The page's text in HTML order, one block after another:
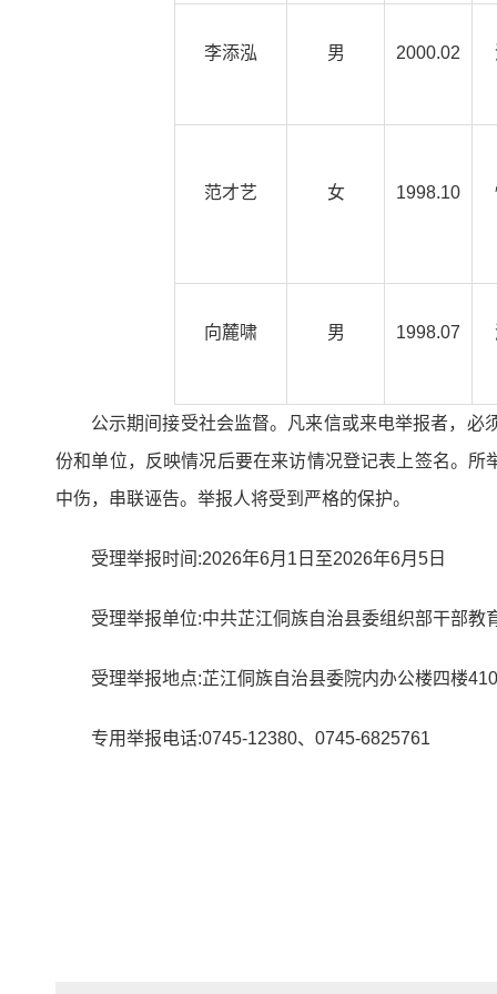
李添泓 男 2000.02
范才艺 女 1998.10
向麓啸 男 1998.07
公示期间接受社会监督。凡来信或来电举报者，
份和单位，反映情况后要在来访情况登记表上签名。
中伤，串联诬告。举报人将受到严格的保护。
受理举报时间:2026年6月1日至2026年6月5日
受理举报单位:中共芷江侗族自治县委组织部干部教
受理举报地点:芷江侗族自治县委院内办公楼四楼
专用举报电话:0745-12380、0745-6825761